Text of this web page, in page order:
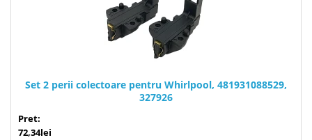
Set 2 perii colectoare pentru Whirlpool, 481931088529,
327926
Pret:
72,34lei